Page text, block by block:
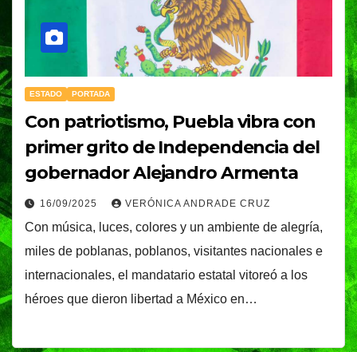
ESTADO PORTADA
Con patriotismo, Puebla vibra con
primer grito de Independencia del
gobernador Alejandro Armenta
16/09/2025 VERÓNICA ANDRADE CRUZ
Con música, luces, colores y un ambiente de alegría,
miles de poblanas, poblanos, visitantes nacionales e
internacionales, el mandatario estatal vitoreó a los
héroes que dieron libertad a México en…